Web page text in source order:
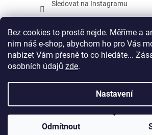
Bez cookies to prostě nejde. Měříme a
nim náš e-shop, abychom ho pro Vás
nabízet Vám přesně to co hledáte...
osobních údajů zde.
Nastavení
Odmítnout
Sledovat na Instagramu
Facebook
SPORTAGON.CZ
.
Upravit nastavení